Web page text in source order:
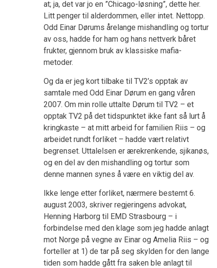
at; ja, det var jo en ”Chicago-løsning”, dette her.
Litt penger til alderdommen, eller intet. Nettopp.
Odd Einar Dørums årelange mishandling og tortur
av oss, hadde for ham og hans nettverk båret
frukter, gjennom bruk av klassiske mafia-
metoder.
Og da er jeg kort tilbake til TV2’s opptak av
samtale med Odd Einar Dørum en gang våren
2007. Om min rolle uttalte Dørum til TV2 – et
opptak TV2 på det tidspunktet ikke fant så lurt å
kringkaste – at mitt arbeid for familien Riis – og
arbeidet rundt forliket – hadde vært relativt
begrenset. Uttalelsen er ærekrenkende, sjikanøs,
og en del av den mishandling og tortur som
denne mannen synes å være en viktig del av.
Ikke lenge etter forliket, nærmere bestemt 6.
august 2003, skriver regjeringens advokat,
Henning Harborg til EMD Strasbourg – i
forbindelse med den klage som jeg hadde anlagt
mot Norge på vegne av Einar og Amelia Riis – og
forteller at 1) de tar på seg skylden for den lange
tiden som hadde gått fra saken ble anlagt til